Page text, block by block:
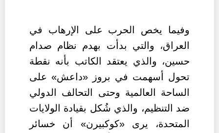
وفيما يخص الحرب على الإرهاب في
العراق، والتي بدأت بهدم نظام صدام
حسين، والذي يعتقد الكاتب بأنه نقطة
تحول أسهمت في بروز «داعش» على
الساحة العالمية وحتى التحالف الدولي
ضد التنظيم، والذي شُكل بقيادة الولايات
المتحدة، يرى «كوكبيرن» أن خسائر